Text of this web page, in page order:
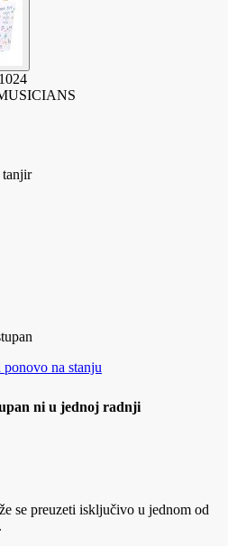
tanjir
na stanju
ni u jednoj radnji
se preuzeti isključivo u jednom od